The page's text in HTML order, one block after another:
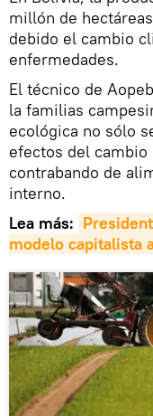
millón de
debido el cambio
enfermedades.
El técnico de
la familias
ecológica no sólo
efectos del
contrabando de
interno.
Lea más:
modelo capitalista